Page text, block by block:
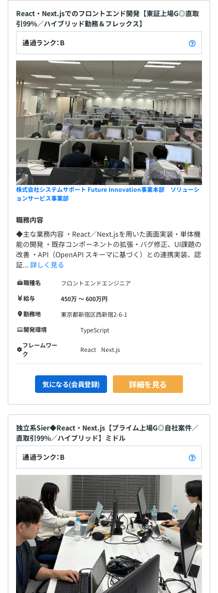
React・Next.jsでのフロントエンド開発【東証上場G◎直取
引99%／ハイブリッド勤務＆フレックス】
通過ランク：B
株式会社システムサポート Future Innovation事業本部 ソリューシ
ョンサービス事業部
職務内容
◆主な業務内容 ・React／Next.jsを用いた画面実装・単体機
能の開発 ・既存コンポーネントの拡張・バグ修正、UI課題の
改善 ・API（OpenAPI スキーマに基づく）との連携実装、認
証... 詳しく見る
職種名
フロントエンドエンジニア
給与
450万 〜 600万円
勤務地
東京都新宿区西新宿2-6-1
開発環境
TypeScript
フレームワー
ク
React Next.js
気になる(会員登録) 詳細を見る
独立系Sier◆React・Next.js【プライム上場G◎自社案件／
直取引99%／ハイブリッド】ミドル
通過ランク：B